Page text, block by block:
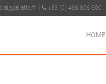
+33 (0) 466 806 300
HOME